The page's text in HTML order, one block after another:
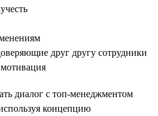
друг другу сотрудники
диалог с топ-менеджментом
концепцию